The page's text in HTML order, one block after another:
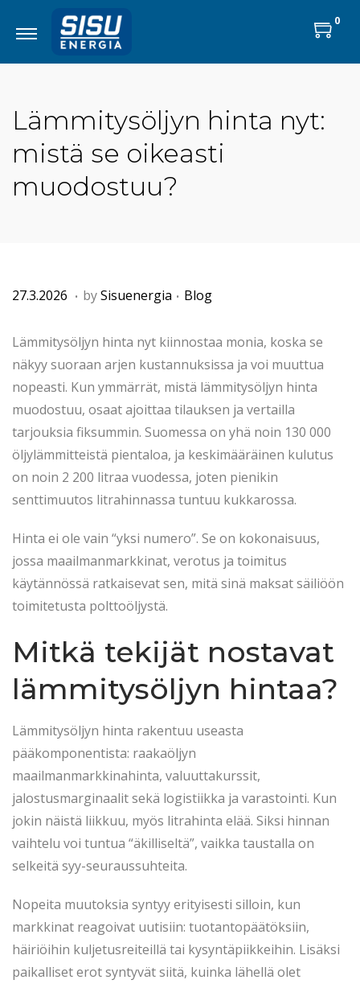
0
Lämmitysöljyn hinta nyt:
mistä se oikeasti
muodostuu?
P
s
t
e
d
o
n
27.3.2026 8
5
.
2
0
2
6
. bySisuenergia . P
s
t
e
d
i
n
Blog
Lämmitysöljyn hinta nyt kiinnostaa monia, koska se
näkyy suoraan arjen kustannuksissa ja voi muuttua
nopeasti. Kun ymmärrät, mistä lämmitysöljyn hinta
muodostuu, osaat ajoittaa tilauksen ja vertailla
tarjouksia fiksummin. Suomessa on yhä noin 130 000
öljylämmitteistä pientaloa, ja keskimääräinen kulutus
on noin 2 200 litraa vuodessa, joten pienikin
senttimuutos litrahinnassa tuntuu kukkarossa.
Hinta ei ole vain “yksi numero”. Se on kokonaisuus,
jossa maailmanmarkkinat, verotus ja toimitus
käytännössä ratkaisevat sen, mitä sinä maksat säiliöön
toimitetusta polttoöljystä.
Mitkä tekijät nostavat
lämmitysöljyn hintaa?
Lämmitysöljyn hinta rakentuu useasta
pääkomponentista: raakaöljyn
maailmanmarkkinahinta, valuuttakurssit,
jalostusmarginaalit sekä logistiikka ja varastointi. Kun
jokin näistä liikkuu, myös litrahinta elää. Siksi hinnan
vaihtelu voi tuntua “äkilliseltä”, vaikka taustalla on
selkeitä syy-seuraussuhteita.
Nopeita muutoksia syntyy erityisesti silloin, kun
markkinat reagoivat uutisiin: tuotantopäätöksiin,
häiriöihin kuljetusreiteillä tai kysyntäpiikkeihin. Lisäksi
paikalliset erot syntyvät siitä, kuinka lähellä olet